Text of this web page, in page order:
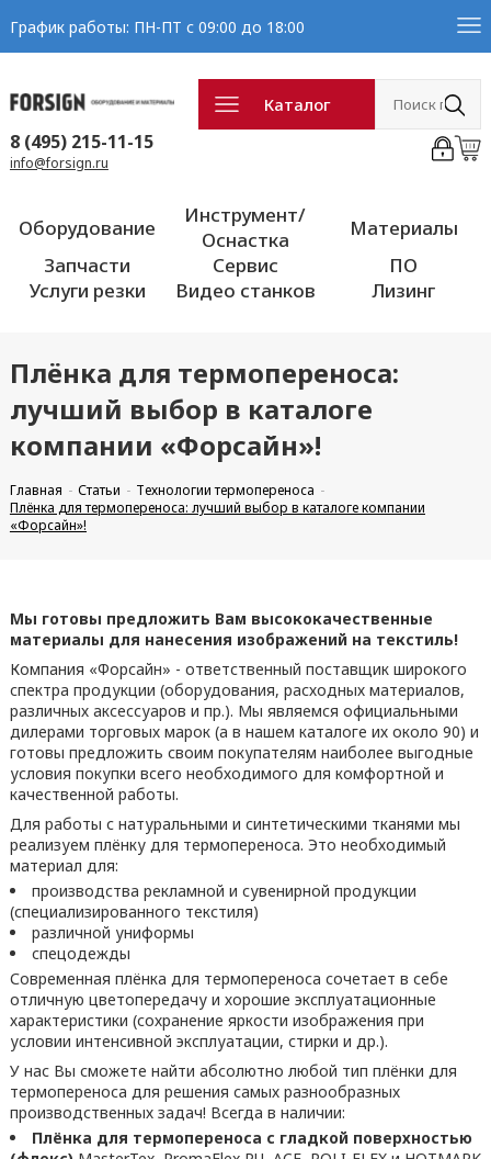
График работы: ПН-ПТ с 09:00 до 18:00
Каталог
8 (495) 215-11-15
info@forsign.ru
Оборудование
Инструмент/
Оснастка
Материалы
Запчасти
Сервис
ПО
Услуги резки
Видео станков Лизинг
Плёнка для термопереноса:
лучший выбор в каталоге
компании «Форсайн»!
Главная Статьи
Технологии термопереноса
Плёнка для термопереноса: лучший выбор в каталоге компании
«Форсайн»!
Мы готовы предложить Вам высококачественные
материалы для нанесения изображений на текстиль!
Компания «Форсайн» - ответственный поставщик широкого
спектра продукции (оборудования, расходных материалов,
различных аксессуаров и пр.). Мы являемся официальными
дилерами торговых марок (а в нашем каталоге их около 90) и
готовы предложить своим покупателям наиболее выгодные
условия покупки всего необходимого для комфортной и
качественной работы.
Для работы с натуральными и синтетическими тканями мы
реализуем плёнку для термопереноса. Это необходимый
материал для:
производства рекламной и сувенирной продукции
(специализированного текстиля)
различной униформы
спецодежды
Современная плёнка для термопереноса сочетает в себе
отличную цветопередачу и хорошие эксплуатационные
характеристики (сохранение яркости изображения при
условии интенсивной эксплуатации, стирки и др.).
У нас Вы сможете найти абсолютно любой тип плёнки для
термопереноса для решения самых разнообразных
производственных задач! Всегда в наличии:
Плёнка для термопереноса с гладкой поверхностью